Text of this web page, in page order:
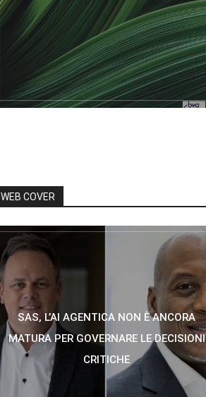
WEB COVER
SAS, L’AI AGENTICA NON È ANCORA
MATURA PER GOVERNARE LE DECISIONI
CRITICHE